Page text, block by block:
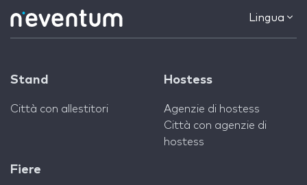
Lingua
Stand
Città con allestitori
Hostess
Agenzie di hostess
Città con agenzie di
hostess
Fiere